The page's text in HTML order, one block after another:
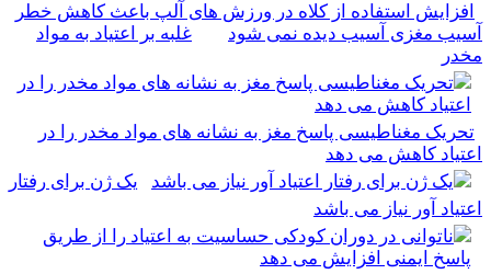
افزایش استفاده از کلاه در ورزش های آلپ باعث کاهش خطر
آسیب مغزی آسیب دیده نمی شود
غلبه بر اعتیاد به مواد
مخدر
تحریک مغناطیسی پاسخ مغز به نشانه های مواد مخدر را در
اعتیاد کاهش می دهد
یک ژن برای رفتار
اعتیاد آور نیاز می باشد